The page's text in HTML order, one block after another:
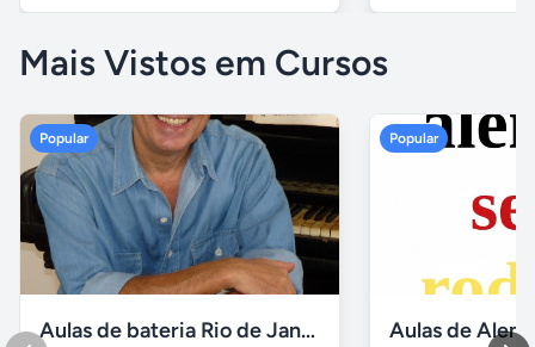
Mais Vistos em Cursos
Popular
Aulas de bateria Rio de Janeiro
Popular